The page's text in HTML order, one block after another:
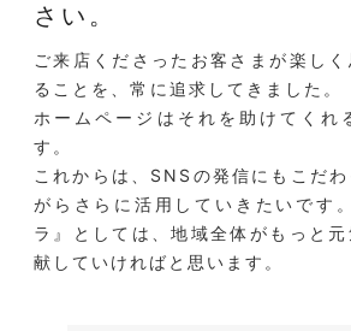
さい。
ご来店くださったお客さまが楽し
ることを、常に追求してきました。
ホームページはそれを助けてくれ
す。
これからは、SNSの発信にもこだ
がらさらに活用していきたいです
ラ』としては、地域全体がもっと
献していければと思います。